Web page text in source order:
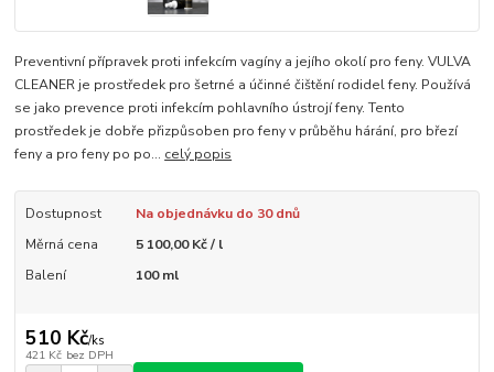
Preventivní přípravek proti infekcím vagíny a jejího okolí pro feny. VULVA
CLEANER je prostředek pro šetrné a účinné čištění rodidel feny. Používá
se jako prevence proti infekcím pohlavního ústrojí feny. Tento
prostředek je dobře přizpůsoben pro feny v průběhu hárání, pro březí
feny a pro feny po po... celý popis
Dostupnost
Na objednávku do 30 dnů
Měrná cena
5 100,00 Kč / l
Balení
100 ml
510 Kč/ks
421 Kč bez DPH